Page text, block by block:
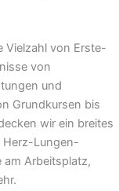
Vielzahl von Erste-
von
und
Grundkursen bis
wir ein breites
Herz-Lungen-
am Arbeitsplatz,